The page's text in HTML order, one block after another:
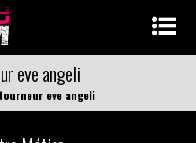
eve angeli
tourneur eve angeli